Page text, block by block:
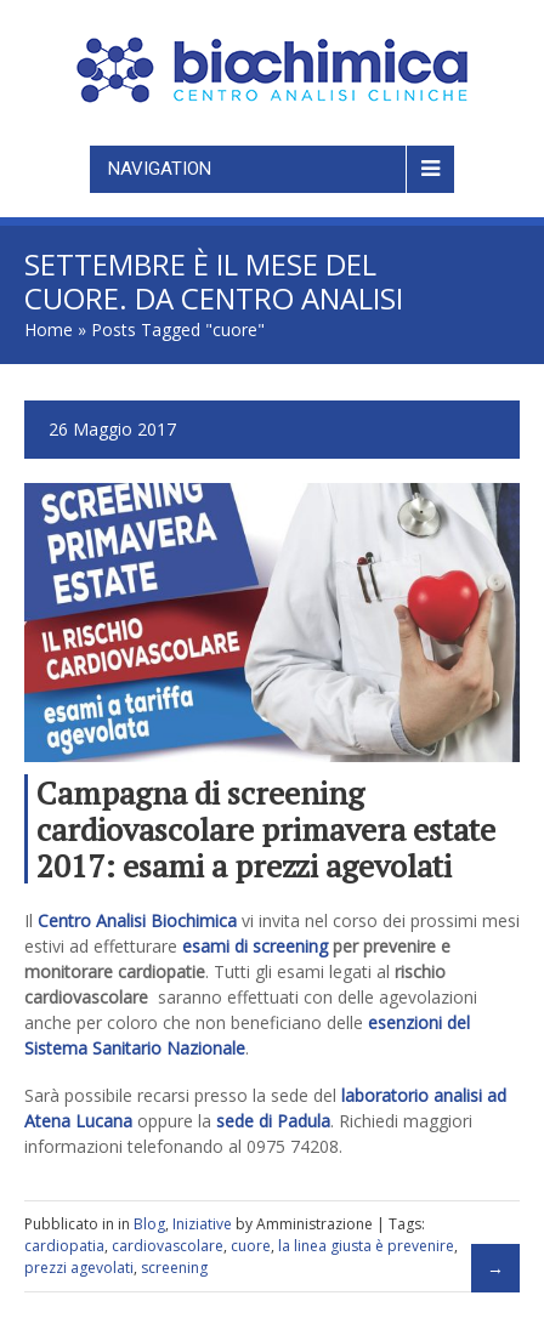
NAVIGATION
SETTEMBRE È IL MESE DEL
CUORE. DA CENTRO ANALISI
BIOCHIMICA UN CHECKUP PER
PREVENIRE MALATTIE
CARDIACHE
Home » Posts Tagged "cuore"
26 Maggio 2017
Campagna di screening
cardiovascolare primavera estate
2017: esami a prezzi agevolati
Il Centro Analisi Biochimica vi invita nel corso dei prossimi mesi
estivi ad effetturare esami di screening per prevenire e
monitorare cardiopatie. Tutti gli esami legati al rischio
cardiovascolare saranno effettuati con delle agevolazioni
anche per coloro che non beneficiano delle esenzioni del
Sistema Sanitario Nazionale.
Sarà possibile recarsi presso la sede del laboratorio analisi ad
Atena Lucana oppure la sede di Padula. Richiedi maggiori
informazioni telefonando al 0975 74208.
Pubblicato in in Blog, Iniziative by Amministrazione | Tags:
cardiopatia, cardiovascolare, cuore, la linea giusta è prevenire,
prezzi agevolati, screening